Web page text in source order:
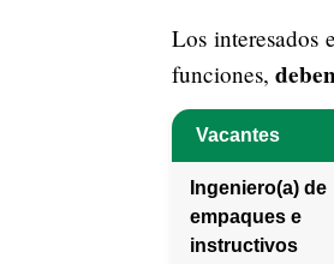
Los interesados
funciones,
Vacantes
Ingeniero(a) de
empaques e
instructivos